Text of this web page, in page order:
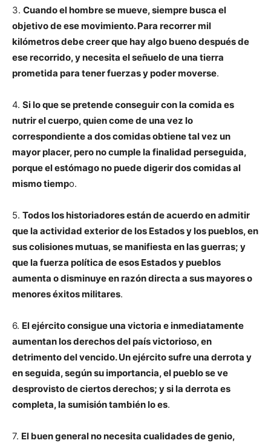
3. Cuando el hombre se mueve, siempre busca el
objetivo de ese movimiento. Para recorrer mil
kilómetros debe creer que hay algo bueno después de
ese recorrido, y necesita el señuelo de una tierra
prometida para tener fuerzas y poder moverse.
4. Si lo que se pretende conseguir con la comida es
nutrir el cuerpo, quien come de una vez lo
correspondiente a dos comidas obtiene tal vez un
mayor placer, pero no cumple la finalidad perseguida,
porque el estómago no puede digerir dos comidas al
mismo tiempo.
5. Todos los historiadores están de acuerdo en admitir
que la actividad exterior de los Estados y los pueblos, en
sus colisiones mutuas, se manifiesta en las guerras; y
que la fuerza política de esos Estados y pueblos
aumenta o disminuye en razón directa a sus mayores o
menores éxitos militares.
6. El ejército consigue una victoria e inmediatamente
aumentan los derechos del país victorioso, en
detrimento del vencido. Un ejército sufre una derrota y
en seguida, según su importancia, el pueblo se ve
desprovisto de ciertos derechos; y si la derrota es
completa, la sumisión también lo es.
7. El buen general no necesita cualidades de genio,